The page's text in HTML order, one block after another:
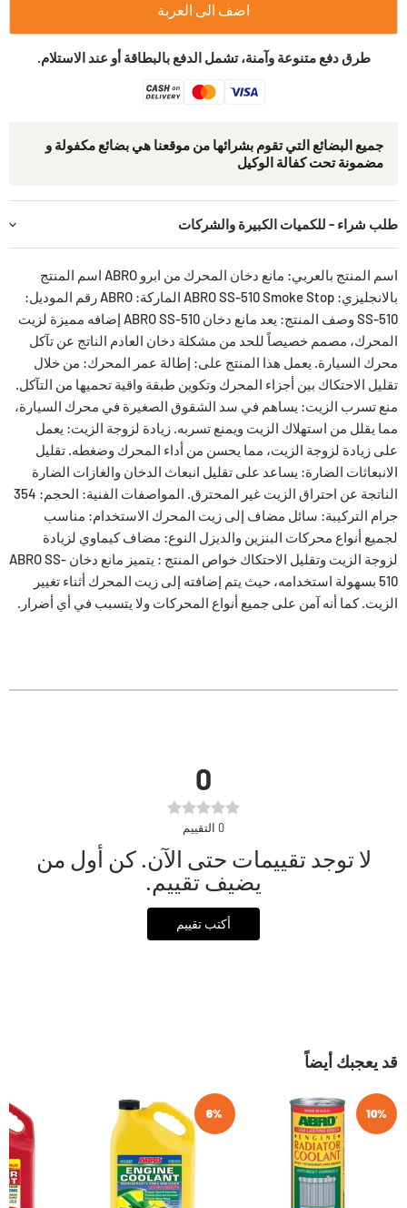
اضف الى العربة
طرق دفع متنوعة وآمنة، تشمل الدفع بالبطاقة أو عند الاستلام.
جمیع البضائع التي تقوم بشرائھا من موقعنا ھي بضائع مكفولة و
مضمونة تحت كفالة الوكيل
طلب شراء - للكميات الكبيرة والشركات
اسم المنتج بالعربي: مانع دخان المحرك من ابرو ABRO اسم المنتج
بالانجليزي: ABRO SS-510 Smoke Stop الماركة: ABRO رقم الموديل:
SS-510 وصف المنتج: يعد مانع دخان ABRO SS-510 إضافه مميزة لزيت
المحرك، مصمم خصيصاً للحد من مشكلة دخان العادم الناتج عن تآكل
محرك السيارة. يعمل هذا المنتج على: إطالة عمر المحرك: من خلال
تقليل الاحتكاك بين أجزاء المحرك وتكوين طبقة واقية تحميها من التآكل.
منع تسرب الزيت: يساهم في سد الشقوق الصغيرة في محرك السيارة،
مما يقلل من استهلاك الزيت ويمنع تسربه. زيادة لزوجة الزيت: يعمل
على زيادة لزوجة الزيت، مما يحسن من أداء المحرك وضغطه. تقليل
الانبعاثات الضارة: يساعد على تقليل انبعاث الدخان والغازات الضارة
الناتجة عن احتراق الزيت غير المحترق. المواصفات الفنية: الحجم: 354
جرام التركيبة: سائل مضاف إلى زيت المحرك الاستخدام: مناسب
لجميع أنواع محركات البنزين والديزل النوع: مضاف كيماوي لزيادة
لزوجة الزيت وتقليل الاحتكاك خواص المنتج : يتميز مانع دخان ABRO SS-
510 بسهولة استخدامه، حيث يتم إضافته إلى زيت المحرك أثناء تغيير
الزيت. كما أنه آمن على جميع أنواع المحركات ولا يتسبب في أي أضرار.
0
0 التقييم
لا توجد تقييمات حتى الآن. كن أول من
يضيف تقييم.
أكتب تقييم
قد يعجبك أيضاً
10%
6%